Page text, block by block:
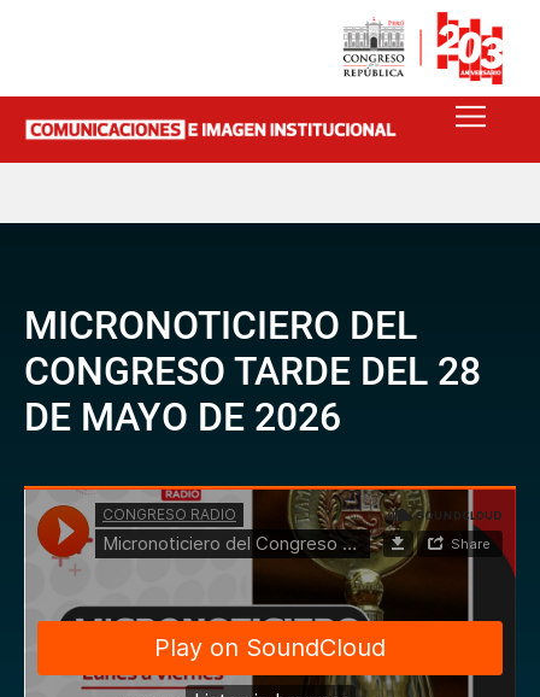
MICRONOTICIERO DEL
CONGRESO TARDE DEL 28
DE MAYO DE 2026